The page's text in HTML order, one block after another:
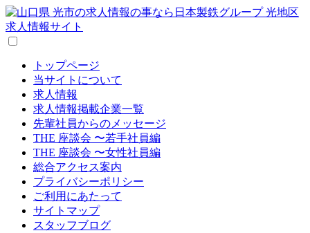
トップページ
当サイトについて
求人情報
求人情報掲載企業一覧
先輩社員からのメッセージ
THE 座談会 〜若手社員編
THE 座談会 〜女性社員編
総合アクセス案内
プライバシーポリシー
ご利用にあたって
サイトマップ
スタッフブログ